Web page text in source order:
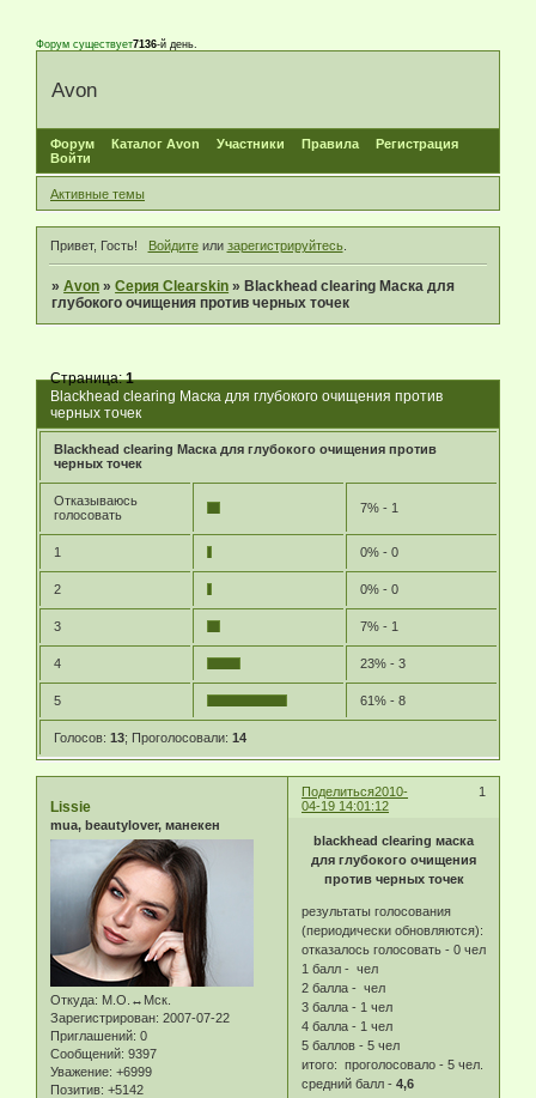
Форум существует7136-й день.
Avon
Форум Каталог Avon Участники Правила
Регистрация
Войти
Активные темы
Привет, Гость! Войдитеили зарегистрируйтесь.
»Avon »Серия Clearskin » Blackhead clearing Маска для
глубокого очищения против черных точек
Blackhead clearing Маска для глубокого очищения против
черных точек
Страница:1
Blackhead clearing Маска для глубокого очищения против
черных точек
Отказываюсь
голосовать
7% - 1
1 0% - 0
2 0% - 0
3 7% - 1
4 23% - 3
5 61% - 8
Голосов: 13; Проголосовали: 14
Поделиться 1
2010-
04-19 14:01:12
Lissie
mua, beautylover, манекен
Откуда: М.О.↔Мск.
Зарегистрирован: 2007-07-22
Приглашений: 0
Сообщений: 9397
Уважение: +6999
Позитив: +5142
blackhead clearing маска
для глубокого очищения
против черных точек
результаты голосования
(периодически обновляются):
отказалось голосовать - 0 чел
1 балл - чел
2 балла - чел
3 балла - 1 чел
4 балла - 1 чел
5 баллов - 5 чел
итого: проголосовало - 5 чел.
средний балл -4,6